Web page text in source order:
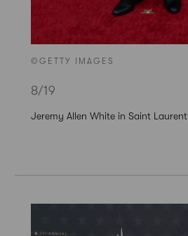
©GETTY IMAGES
8/19
Jeremy Allen White in Saint Laurent